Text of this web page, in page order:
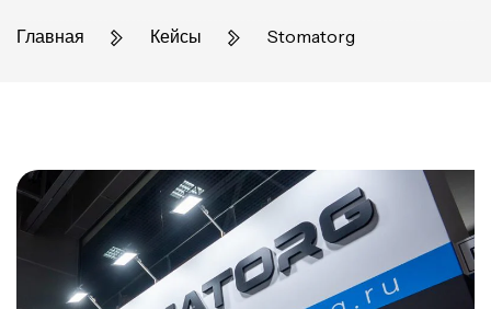
Главная Кейсы Stomatorg